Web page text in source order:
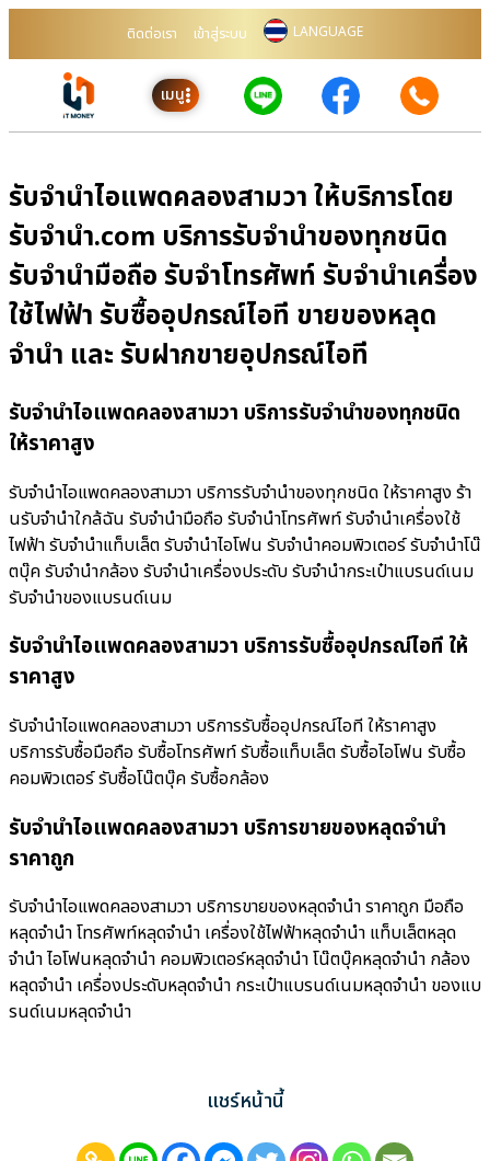
ติดต่อเรา เข้าสู่ระบบ LANGUAGE
เมนู
รับจำนำไอแพดคลองสามวา ให้บริการโดย
รับจํานํา.com บริการรับจำนำของทุกชนิด
รับจำนำมือถือ รับจำโทรศัพท์ รับจำนำเครื่อง
ใช้ไฟฟ้า รับซื้ออุปกรณ์ไอที ขายของหลุด
จำนำ และ รับฝากขายอุปกรณ์ไอที
รับจำนำไอแพดคลองสามวา บริการรับจำนำของทุกชนิด
ให้ราคาสูง
รับจำนำไอแพดคลองสามวา บริการรับจำนำของทุกชนิด ให้ราคาสูง ร้า
นรับจํานําใกล้ฉัน รับจำนำมือถือ รับจำนำโทรศัพท์ รับจำนำเครื่องใช้
ไฟฟ้า รับจำนำแท็บเล็ต รับจำนำไอโฟน รับจำนำคอมพิวเตอร์ รับจำนำโน๊
ตบุ๊ค รับจำนำกล้อง รับจำนำเครื่องประดับ รับจำนำกระเป๋าแบรนด์เนม
รับจำนำของแบรนด์เนม
รับจำนำไอแพดคลองสามวา บริการรับซื้ออุปกรณ์ไอที ให้
ราคาสูง
รับจำนำไอแพดคลองสามวา บริการรับซื้ออุปกรณ์ไอที ให้ราคาสูง
บริการรับซื้อมือถือ รับซื้อโทรศัพท์ รับซื้อแท็บเล็ต รับซื้อไอโฟน รับซื้อ
คอมพิวเตอร์ รับซื้อโน๊ตบุ๊ค รับซื้อกล้อง
รับจำนำไอแพดคลองสามวา บริการขายของหลุดจำนำ
ราคาถูก
รับจำนำไอแพดคลองสามวา บริการขายของหลุดจำนำ ราคาถูก มือถือ
หลุดจำนำ โทรศัพท์หลุดจำนำ เครื่องใช้ไฟฟ้าหลุดจำนำ แท็บเล็ตหลุด
จำนำ ไอโฟนหลุดจำนำ คอมพิวเตอร์หลุดจำนำ โน๊ตบุ๊คหลุดจำนำ กล้อง
หลุดจำนำ เครื่องประดับหลุดจำนำ กระเป๋าแบรนด์เนมหลุดจำนำ ของแบ
รนด์เนมหลุดจำนำ
แชร์หน้านี้